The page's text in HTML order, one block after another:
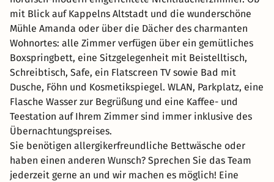
mit Blick auf Kappelns Altstadt und die wunderschöne
Mühle Amanda oder über die Dächer des charmanten
Wohnortes: alle Zimmer verfügen über ein gemütliches
Boxspringbett, eine Sitzgelegenheit mit Beistelltisch,
Schreibtisch, Safe, ein Flatscreen TV sowie Bad mit
Dusche, Föhn und Kosmetikspiegel. WLAN, Parkplatz, eine
Flasche Wasser zur Begrüßung und eine Kaffee- und
Teestation auf Ihrem Zimmer sind immer inklusive des
Übernachtungspreises.
Sie benötigen allergikerfreundliche Bettwäsche oder
haben einen anderen Wunsch? Sprechen Sie das Team
jederzeit gerne an und wir machen es möglich! Eine